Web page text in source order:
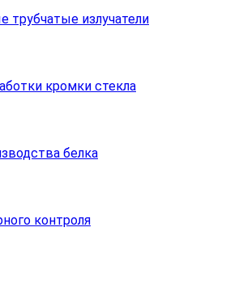
трубчатые излучатели
кромки стекла
белка
контроля